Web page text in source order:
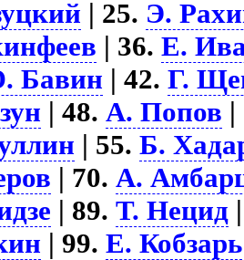
| 25. Э.
| 36.Е.
Бавин | 42.Г.
| 48.А. Попов
| 55.Б.
| 70.А.
| 89.Т. Нецид
| 99.Е. Кобзарь